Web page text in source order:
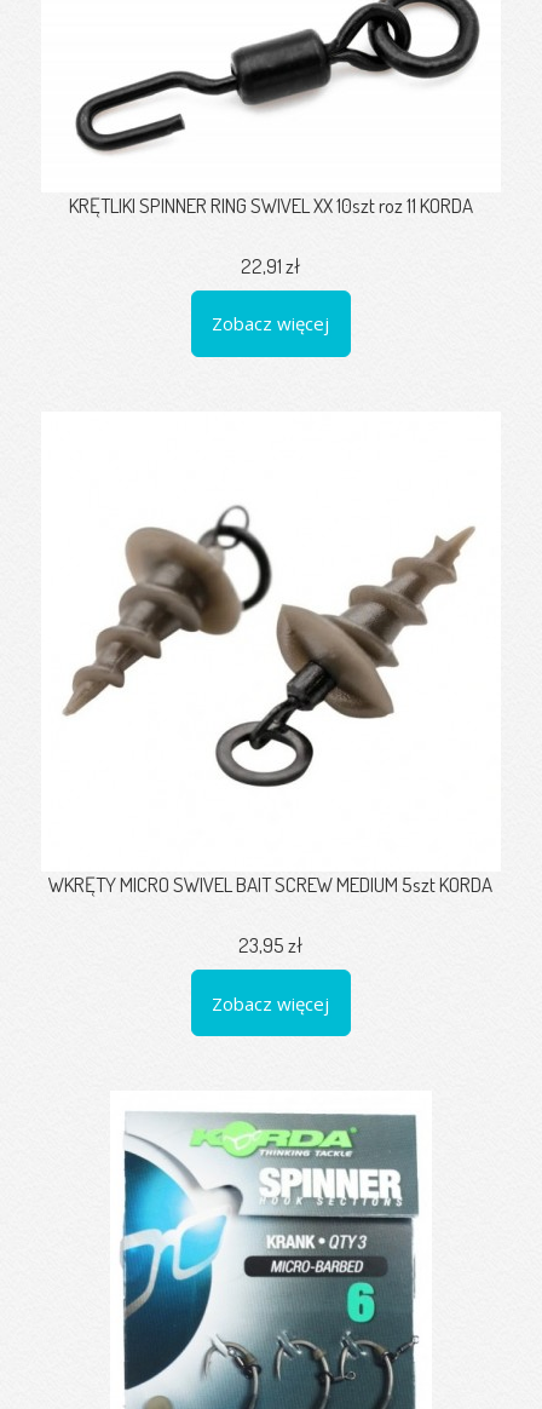
KRĘTLIKI SPINNER RING SWIVEL XX 10szt roz 11 KORDA
22,91 zł
Zobacz więcej
WKRĘTY MICRO SWIVEL BAIT SCREW MEDIUM 5szt KORDA
23,95 zł
Zobacz więcej